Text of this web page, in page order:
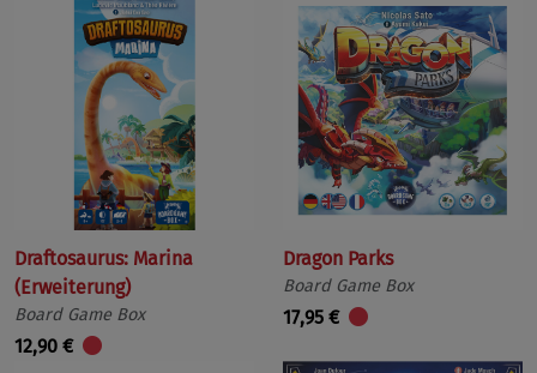
Draftosaurus: Marina
(Erweiterung)
Board Game Box
12,90 €
Dragon Parks
Board Game Box
17,95 €